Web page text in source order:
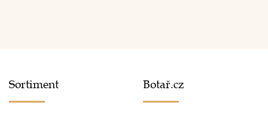
Sortiment Botař.cz